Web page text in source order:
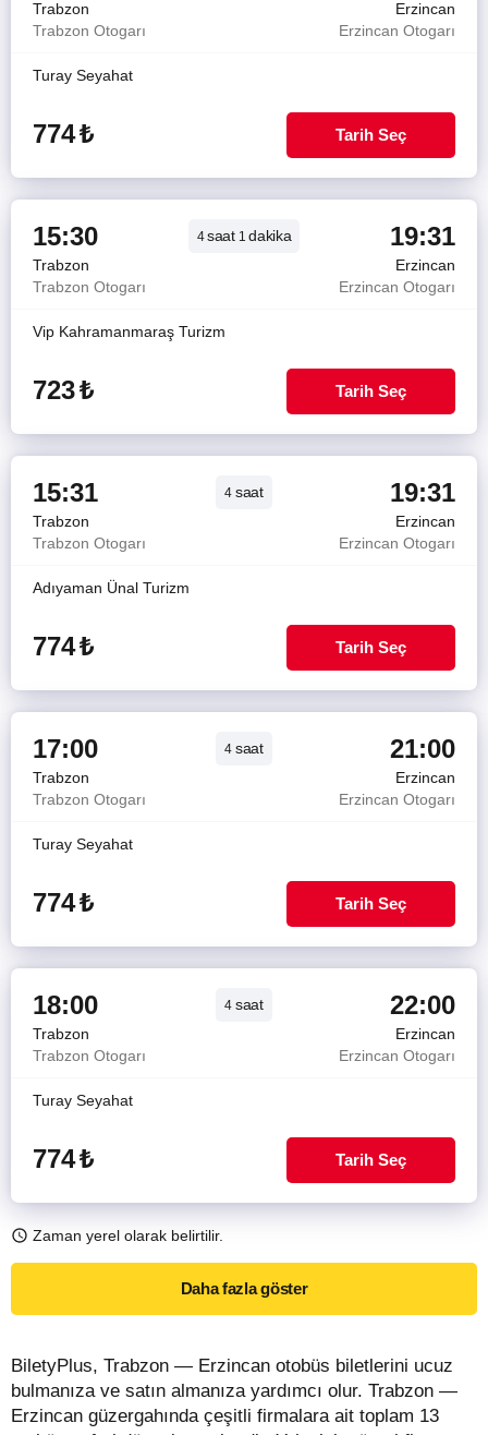
Trabzon
Erzincan
Trabzon Otogarı
Erzincan Otogarı
Turay Seyahat
774₺ Tarih Seç
15:30 4saat1dakika 19:31
Trabzon
Erzincan
Trabzon Otogarı
Erzincan Otogarı
Vip Kahramanmaraş Turizm
723₺ Tarih Seç
15:31 4 saat 19:31
Trabzon
Erzincan
Trabzon Otogarı
Erzincan Otogarı
Adıyaman Ünal Turizm
774₺ Tarih Seç
17:00 4 saat 21:00
Trabzon
Erzincan
Trabzon Otogarı
Erzincan Otogarı
Turay Seyahat
774₺ Tarih Seç
18:00 4 saat 22:00
Trabzon
Erzincan
Trabzon Otogarı
Erzincan Otogarı
Turay Seyahat
774₺ Tarih Seç
Zaman yerel olarak belirtilir.
Daha fazla göster
BiletyPlus, Trabzon — Erzincan otobüs biletlerini ucuz
bulmanıza ve satın almanıza yardımcı olur. Trabzon —
Erzincan güzergahında çeşitli firmalara ait toplam 13